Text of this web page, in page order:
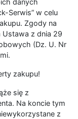
danych
Serwis” w celu
Zgody na
z dnia 29
(Dz. U. Nr
zakupu!
się z
Na koncie tym
z